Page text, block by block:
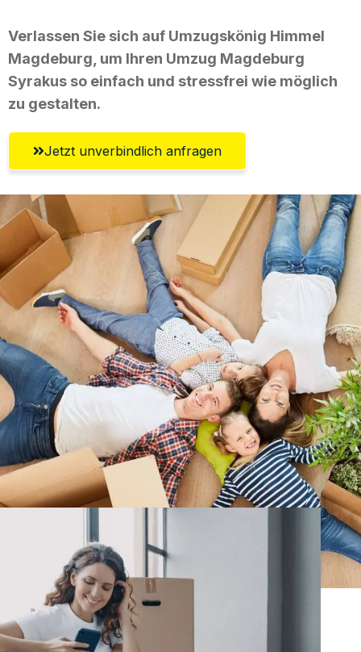
Verlassen Sie sich auf Umzugskönig Himmel
Magdeburg, um Ihren Umzug Magdeburg
Syrakus so einfach und stressfrei wie möglich
zu gestalten.
Jetzt unverbindlich anfragen